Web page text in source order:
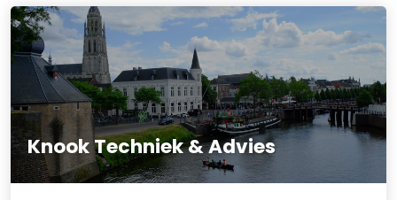
Knook Techniek & Advies